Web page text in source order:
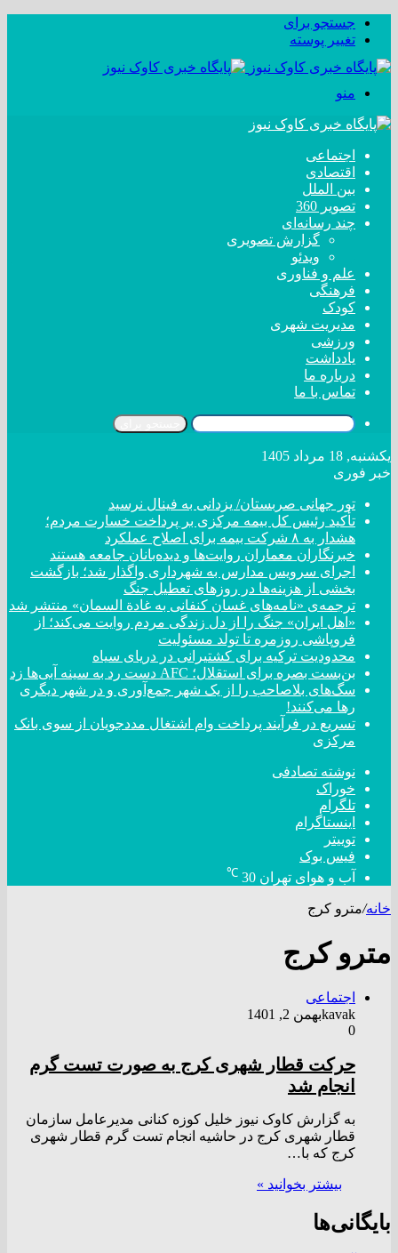
جستجو برای
تغییر پوسته
منو
اجتماعی
اقتصادی
بین الملل
تصویر 360
چند رسانه‌ای
گزارش تصویری
ویدئو
علم و فناوری
فرهنگی
کودک
مدیریت شهری
ورزشی
یادداشت
درباره ما
تماس با ما
یکشنبه, 18 مرداد 1405
خبر فوری
تور جهانی صربستان/ یزدانی به فینال نرسید
تأکید رئیس کل بیمه مرکزی بر پرداخت خسارت مردم؛
هشدار به ۸ شرکت‌ بیمه برای اصلاح عملکرد
خبرنگاران معماران روایت‌ها و دیده‌بانان جامعه هستند
اجرای سرویس مدارس به شهرداری واگذار شد؛ بازگشت
بخشی از هزینه‌ها در روزهای تعطیل جنگ
ترجمه‌ی «نامه‌های غسان کنفانی به غادة السمان» منتشر شد
«اهل ایران» جنگ را از دل زندگی مردم روایت می‌کند؛ از
فروپاشی روزمره تا تولد مسئولیت
محدودیت ترکیه برای کشتیرانی در دریای سیاه
بن‌بست بصره برای استقلال؛ AFC دست رد به سینه آبی‌ها زد
سگ‌های بلاصاحب را از یک شهر جمع‌آوری و در شهر دیگری
رها می‌کنند!
تسریع در فرآیند پرداخت وام اشتغال مددجویان از سوی بانک
مرکزی
نوشته تصادفی
خوراک
تلگرام
اینستاگرام
توییتر
فیس بوک
آب و هوای تهران 30
℃
خانه/مترو کرج
مترو کرج
اجتماعی
kavakبهمن 2, 1401
0
حرکت قطار شهری کرج به صورت تست گرم
انجام شد
به گزارش کاوک نیوز خلیل کوزه کنانی مدیرعامل سازمان
قطار شهری کرج در حاشیه انجام تست گرم قطار شهری
کرج که با…
بیشتر بخوانید »
بایگانی‌ها